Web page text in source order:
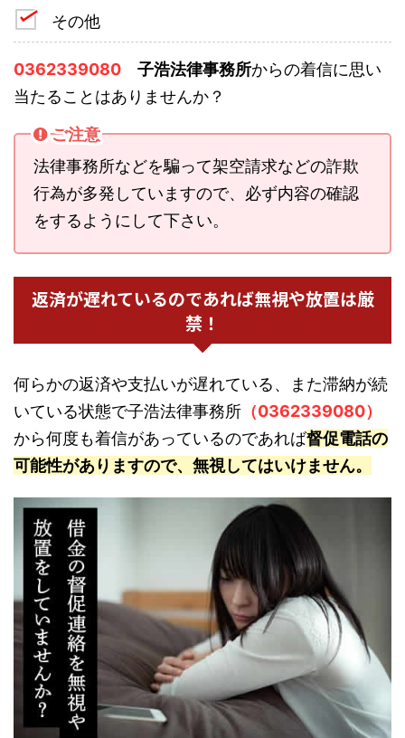
その他
0362339080 子浩法律事務所からの着信に思い
当たることはありませんか？
ご注意
法律事務所などを騙って架空請求などの詐欺
行為が多発していますので、必ず内容の確認
をするようにして下さい。
返済が遅れているのであれば無視や放置は厳
禁！
何らかの返済や支払いが遅れている、また滞納が続
いている状態で子浩法律事務所 （0362339080）
から何度も着信があっているのであれば督促電話の
可能性がありますので、無視してはいけません。